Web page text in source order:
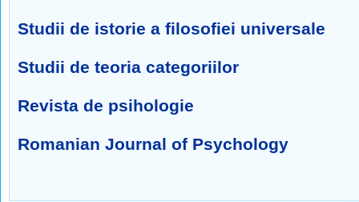
Studii de istorie a filosofiei universale
Studii de teoria categoriilor
Revista de psihologie
Romanian Journal of Psychology